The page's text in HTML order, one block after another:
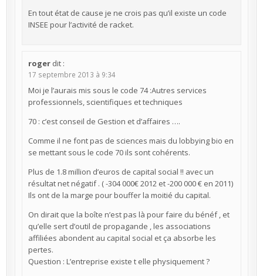
En tout état de cause je ne crois pas qu’il existe un code
INSEE pour l’activité de racket.
roger dit :
17 septembre 2013 à 9:34
Moi je l’aurais mis sous le code 74 :Autres services
professionnels, scientifiques et techniques
70 : c’est conseil de Gestion et d’affaires ….
Comme il ne font pas de sciences mais du lobbying bio en
se mettant sous le code 70 ils sont cohérents.
Plus de 1.8 million d’euros de capital social !! avec un
résultat net négatif . ( -304 000€ 2012 et -200 000 € en 2011)
Ils ont de la marge pour bouffer la moitié du capital.
On dirait que la boîte n’est pas là pour faire du bénéf , et
qu’elle sert d’outil de propagande , les associations
affiliées abondent au capital social et ça absorbe les
pertes.
Question : L’entreprise existe t elle physiquement ?